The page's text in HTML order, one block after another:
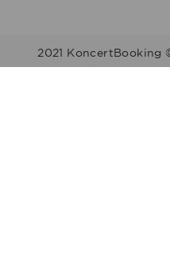
2021 KoncertBooking
Kapcsolat |